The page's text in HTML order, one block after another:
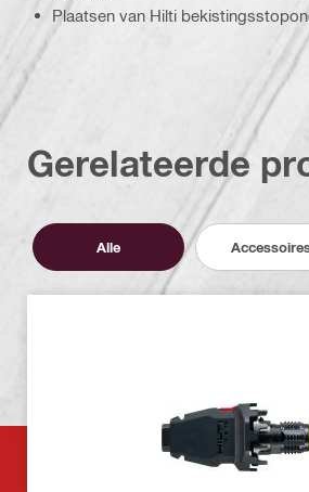
Plaatsen van Hilti
Gerelateerde
Alle